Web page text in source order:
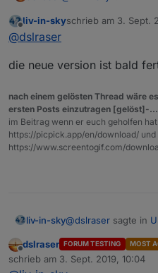
ich habe das iframe
bin ich mir nicht
Offline
liv-in-skyschrieb am 3. Sept.
zuletzt editiert von
@dslraser
die neue version ist bald
nach einem gelösten Thread wäre
ersten Posts einzutragen [gelöst]-...
im Beitrag wenn er euch geholfen hat.
https://picpick.app/en/download/ und
https://www.screentogif.com/
liv-in-sky@dslraser sagte in
<iframe
Offline
dslraser FORUM TESTING MOST
schrieb am 3. Sept. 2019, 10:04
zuletzt editiert von